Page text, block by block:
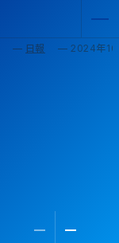
日報 2024年10